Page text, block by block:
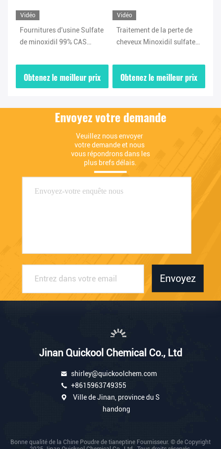
Vidéo
Fournitures d'usine Sulfate
de minoxidil 99% CAS
Obtenez le meilleur prix
Vidéo
Traitement de la perte de
cheveux Minoxidil sulfate
CAS 83701-22-8
Obtenez le meilleur prix
Envoyez votre demande
Veuillez nous envoyer
votre demande et nous
vous répondrons dans les
plus brefs délais.
Envoyez
Jinan Quickool Chemical Co., Ltd
shirley@quickoolchem.com
+8615963749355
Ville de Jinan, province du S
handong
Bonne qualité de la Chine Poudre de tianeptine Fournisseur. © de Copyright